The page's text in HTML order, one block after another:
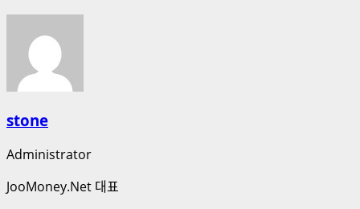
stone
Administrator
JooMoney.Net 대표